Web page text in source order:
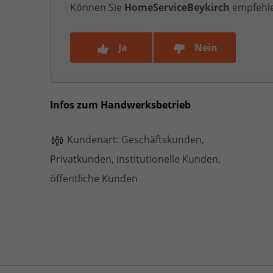
Können Sie HomeServiceBeykirch
Ja Nein
Infos zum Handwerksbetrieb
Kundenart: Geschäftskunden,
Privatkunden, institutionelle Kunden,
öffentliche Kunden